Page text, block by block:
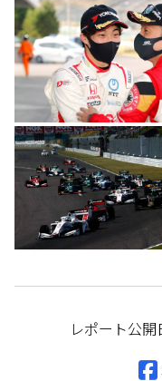
レポート公開